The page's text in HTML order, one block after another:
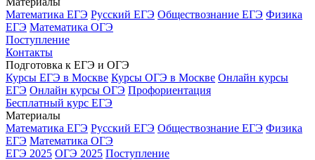
Математика ЕГЭ Русский ЕГЭ Обществознание ЕГЭ Физика
ЕГЭ Математика ОГЭ
Поступление
Контакты
Подготовка к ЕГЭ и ОГЭ
Курсы ЕГЭ в Москве Курсы ОГЭ в Москве Онлайн курсы
ЕГЭ Онлайн курсы ОГЭ Профориентация
Бесплатный курс ЕГЭ
Материалы
Математика ЕГЭ Русский ЕГЭ Обществознание ЕГЭ Физика
ЕГЭ Математика ОГЭ
ЕГЭ 2025 ОГЭ 2025 Поступление